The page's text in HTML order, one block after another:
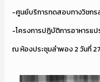
-ศูนย์บริการทดสอบทางวิชก
-โครงการปฎิบัติการอาหารแ
ณ ห้องประชุมลำพอง 2 วันที่